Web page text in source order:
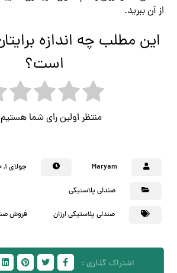
از آن ببرید.
این مطلب چه اندازه
است؟
منتظر اولین رای شما هستیم
Maryam جولای ۱, ۲۰۲۰
صندلی پلاستیکی
صندلی پلاستیکی ارزان فروش